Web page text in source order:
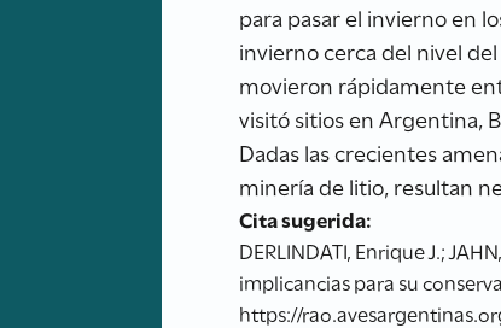
para pasar el invierno en
invierno cerca del nivel
movieron rápidamente
visitó sitios en Argentina,
Dadas las crecientes
minería de litio, resultan
Cita sugerida:
DERLINDATI, Enrique J.;
implicancias para su
https://